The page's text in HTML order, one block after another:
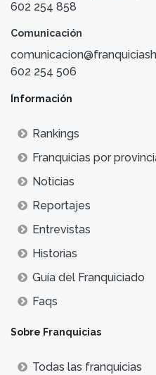
602 254 858
Comunicación
602 254 506
Información
Rankings
Franquicias por
Noticias
Reportajes
Entrevistas
Historias
Guía del Franquiciado
Faqs
Sobre Franquicias
Todas las franquicias